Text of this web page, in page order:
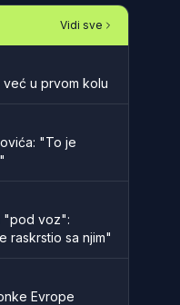
Vidi sve
već u prvom kolu
"To je
"pod voz":
raskrstio sa njim"
Evrope